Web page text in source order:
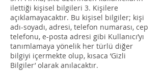
ilettiği kişisel bilgileri 3. Kişilere
açıklamayacaktır. Bu kişisel bilgiler; kişi
adı-soyadı, adresi, telefon numarası, cep
telefonu, e-posta adresi gibi Kullanıcı’yı
tanımlamaya yönelik her türlü diğer
bilgiyi içermekte olup, kısaca ‘Gizli
Bilgiler’ olarak anılacaktır.